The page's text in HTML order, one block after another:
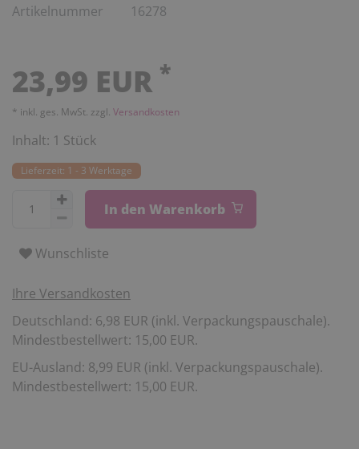
Artikelnummer 16278
23,99 EUR *
* inkl. ges. MwSt. zzgl. Versandkosten
Inhalt: 1 Stück
Lieferzeit: 1 - 3 Werktage
In den Warenkorb
Wunschliste
Ihre Versandkosten
Deutschland: 6,98 EUR (inkl. Verpackungspauschale).
Mindestbestellwert: 15,00 EUR.
EU-Ausland: 8,99 EUR (inkl. Verpackungspauschale).
Mindestbestellwert: 15,00 EUR.